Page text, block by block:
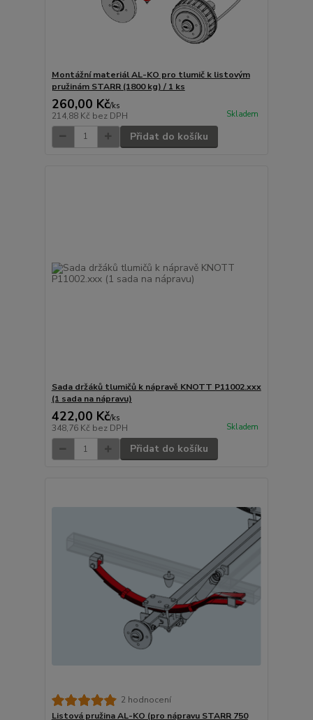
Montážní materiál AL-KO pro tlumič k listovým
pružinám STARR (1800 kg) / 1 ks
260,00 Kč/ks
214,88 Kč bez DPH Skladem
Přidat do košíku
Sada držáků tlumičů k nápravě KNOTT P11002.xxx
(1 sada na nápravu)
422,00 Kč/ks
348,76 Kč bez DPH Skladem
Přidat do košíku
2 hodnocení
Listová pružina AL-KO (pro nápravu STARR 750